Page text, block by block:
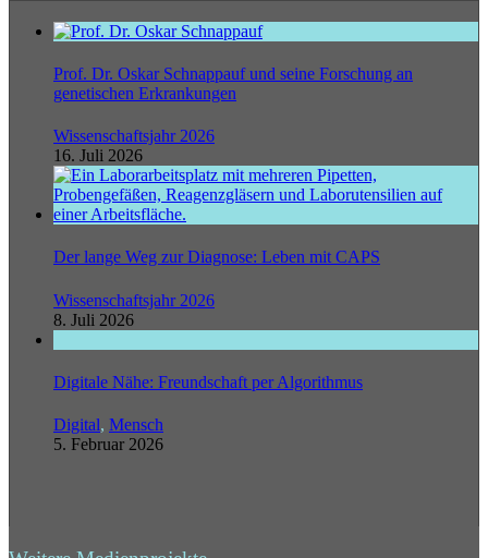
Prof. Dr. Oskar Schnappauf und seine Forschung an
genetischen Erkrankungen
Wissenschaftsjahr 2026
16. Juli 2026
Der lange Weg zur Diagnose: Leben mit CAPS
Wissenschaftsjahr 2026
8. Juli 2026
Digitale Nähe: Freundschaft per Algorithmus
Digital, Mensch
5. Februar 2026